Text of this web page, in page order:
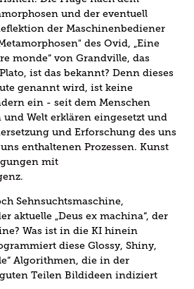
und der eventuell
der Maschinenbediener
des Ovid, „Eine
monde“ von Grandville, das
ist das bekannt? Denn dieses
genannt wird, ist keine
ein - seit dem Menschen
und Welt erklären eingesetzt und
und Erforschung des uns
enthaltenenProzessen. Kunst
mit
Sehnsuchtsmaschine,
aktuelle „Deus ex machina“, der
Was ist in die KI hinein
diese Glossy, Shiny,
Algorithmen, die in der
Teilen Bildideen indiziert